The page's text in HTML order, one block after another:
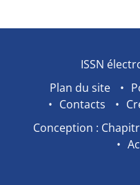
ISSN
Plan du site
Contacts
Conception :